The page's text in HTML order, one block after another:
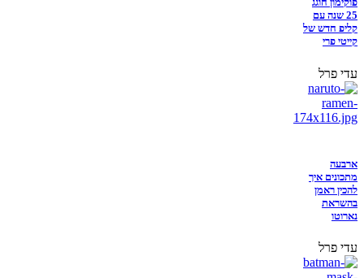
25 שנה עם
קליפ חדש של
קייטי פרי
עדי פרל
ארבעה
מתכונים איך
להכין ראמן
בהשראת
נארוטו
עדי פרל